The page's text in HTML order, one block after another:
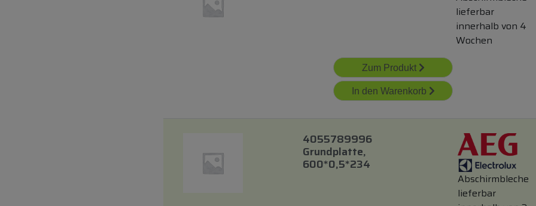
lieferbar
innerhalb von 4
Wochen
Zum Produkt
In den Warenkorb
4055789996
Grundplatte,
600*0,5*234
Abschirmbleche
lieferbar